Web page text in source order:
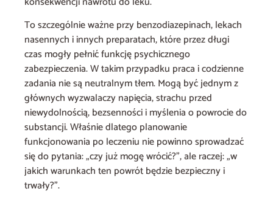
To szczególnie ważne przy benzodiazepinach, lekach
nasennych i innych preparatach, które przez długi
czas mogły pełnić funkcję psychicznego
zabezpieczenia. W takim przypadku praca i codzienne
zadania nie są neutralnym tłem. Mogą być jednym z
głównych wyzwalaczy napięcia, strachu przed
niewydolnością, bezsenności i myślenia o powrocie do
substancji. Właśnie dlatego planowanie
funkcjonowania po leczeniu nie powinno sprowadzać
się do pytania: „czy już mogę wrócić?”, ale raczej: „w
jakich warunkach ten powrót będzie bezpieczny i
trwały?”.